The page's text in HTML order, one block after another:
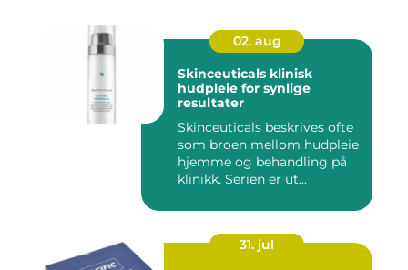
02. aug
Skinceuticals klinisk
hudpleie for synlige
resultater
Skinceuticals beskrives ofte
som broen mellom hudpleie
hjemme og behandling på
klinikk. Serien er ut...
31. jul